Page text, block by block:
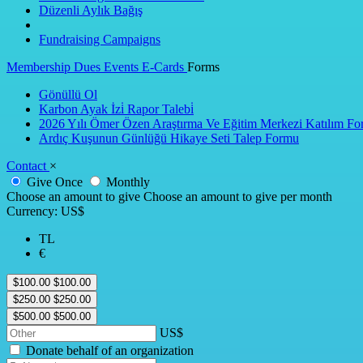
Düzenli Aylık Bağış
Fundraising Campaigns
Membership Dues Events E-Cards Forms
Gönüllü Ol
Karbon Ayak İzi̇ Rapor Talebi̇
2026 Yılı Ömer Özen Araştırma Ve Eğitim Merkezi Katılım
Ardıç Kuşunun Günlüğü Hikaye Seti Talep Formu
Contact ×
Give Once
Monthly
Choose an amount to give Choose an amount to give per month
Currency: US$
TL
€
$100.00 $100.00
$250.00 $250.00
$500.00 $500.00
Donate behalf of an organization